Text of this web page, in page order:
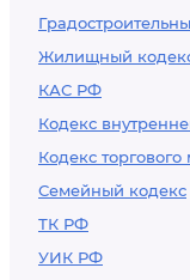
Жилищный
КАС РФ
Кодекс
Кодекс
Семейный кодекс
ТК РФ
УИК РФ